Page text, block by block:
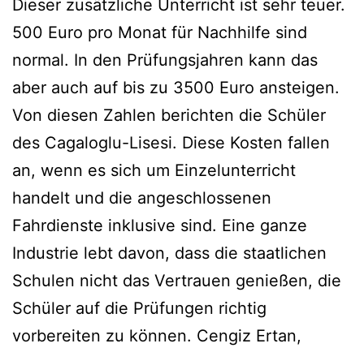
Dieser zusätzliche Unterricht ist sehr teuer.
500 Euro pro Monat für Nachhilfe sind
normal. In den Prüfungsjahren kann das
aber auch auf bis zu 3500 Euro ansteigen.
Von diesen Zahlen berichten die Schüler
des Cagaloglu-Lisesi. Diese Kosten fallen
an, wenn es sich um Einzelunterricht
handelt und die angeschlossenen
Fahrdienste inklusive sind. Eine ganze
Industrie lebt davon, dass die staatlichen
Schulen nicht das Vertrauen genießen, die
Schüler auf die Prüfungen richtig
vorbereiten zu können. Cengiz Ertan,